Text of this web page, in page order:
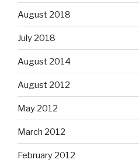
August 2018
July 2018
August 2014
August 2012
May 2012
March 2012
February 2012